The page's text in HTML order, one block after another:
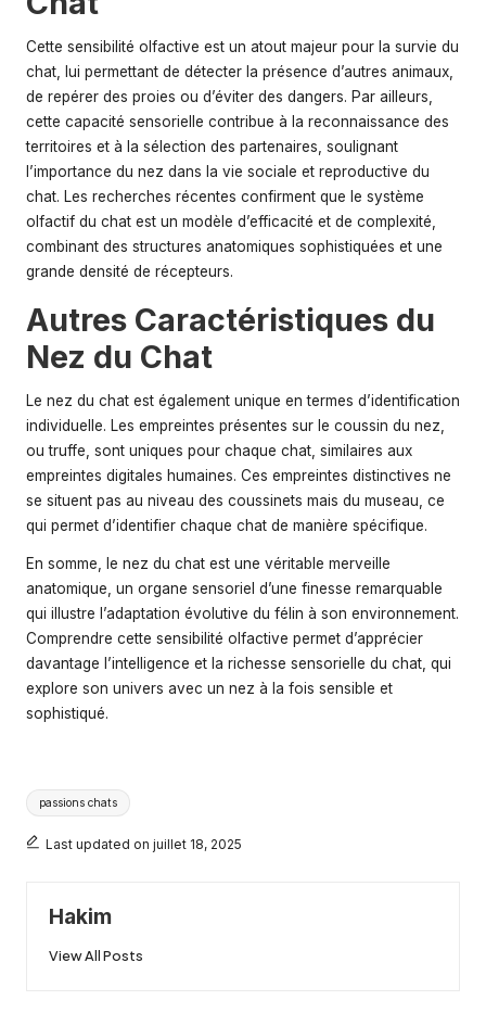
Cette sensibilité olfactive est un atout majeur pour la survie du
chat, lui permettant de détecter la présence d’autres animaux,
de repérer des proies ou d’éviter des dangers. Par ailleurs,
cette capacité sensorielle contribue à la reconnaissance des
territoires et à la sélection des partenaires, soulignant
l’importance du nez dans la vie sociale et reproductive du
chat. Les recherches récentes confirment que le système
olfactif du chat est un modèle d’efficacité et de complexité,
combinant des structures anatomiques sophistiquées et une
grande densité de récepteurs.
Autres Caractéristiques du
Nez du Chat
Le nez du chat est également unique en termes d’identification
individuelle. Les empreintes présentes sur le coussin du nez,
ou truffe, sont uniques pour chaque chat, similaires aux
empreintes digitales humaines. Ces empreintes distinctives ne
se situent pas au niveau des coussinets mais du museau, ce
qui permet d’identifier chaque chat de manière spécifique.
En somme, le nez du chat est une véritable merveille
anatomique, un organe sensoriel d’une finesse remarquable
qui illustre l’adaptation évolutive du félin à son environnement.
Comprendre cette sensibilité olfactive permet d’apprécier
davantage l’intelligence et la richesse sensorielle du chat, qui
explore son univers avec un nez à la fois sensible et
sophistiqué.
Tags:
passions chats
Last updated on juillet 18, 2025
Hakim
View All Posts